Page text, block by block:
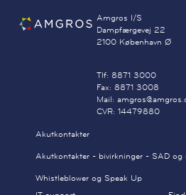
Amgros I/S
Dampfærgevej 22
2100 København Ø
Tlf: 8871 3000
Fax: 8871 3008
Mail:
CVR: 14479880
Akutkontakter
Akutkontakter - bivirkninger - SAD og
Whistleblower og Speak Up